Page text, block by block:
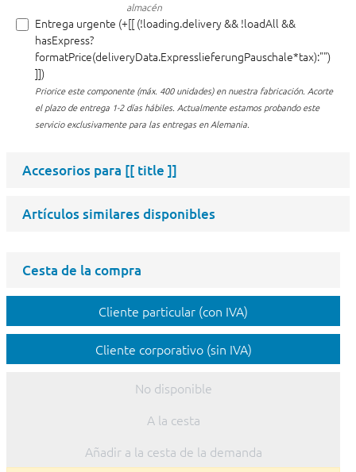
almacén
Entrega urgente (+[[ (!loading.delivery && !loadAll &&
hasExpress?
formatPrice(deliveryData.ExpresslieferungPauschale*tax):"")
]])
Priorice este componente (máx. 400 unidades) en nuestra fabricación. Acorte
el plazo de entrega 1-2 días hábiles. Actualmente estamos probando este
servicio exclusivamente para las entregas en Alemania.
Accesorios para [[ title ]]
Artículos similares disponibles
Cesta de la compra
Cliente particular (con IVA)
Cliente corporativo (sin IVA)
No disponible
A la cesta
Añadir a la cesta de la demanda